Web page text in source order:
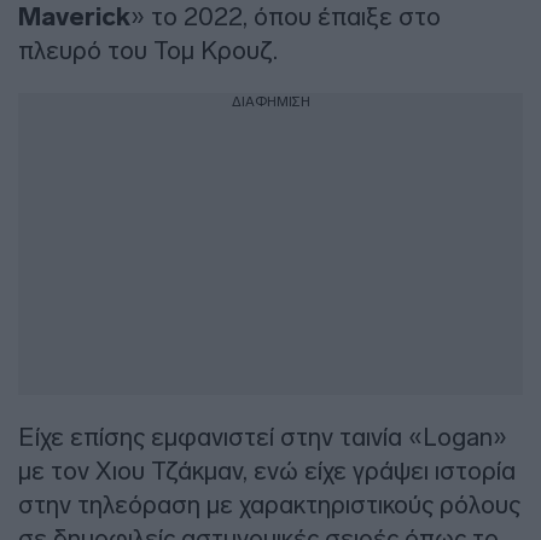
Maverick» το 2022, όπου έπαιξε στο
πλευρό του Τομ Κρουζ.
ΔΙΑΦΗΜΙΣΗ
Είχε επίσης εμφανιστεί στην ταινία «Logan»
με τον Χιου Τζάκμαν, ενώ είχε γράψει ιστορία
στην τηλεόραση με χαρακτηριστικούς ρόλους